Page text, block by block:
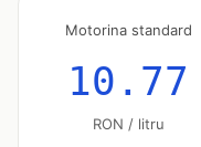
Motorina standard
10.77
RON / litru